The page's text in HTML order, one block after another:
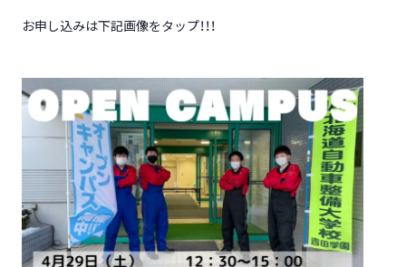
お申し込みは下記画像をタップ！！！